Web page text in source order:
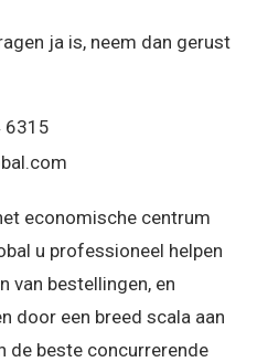
ja is, neem dan gerust
6315
economische centrum
u professioneel helpen
van bestellingen, en
door een breed scala aan
de beste concurrerende